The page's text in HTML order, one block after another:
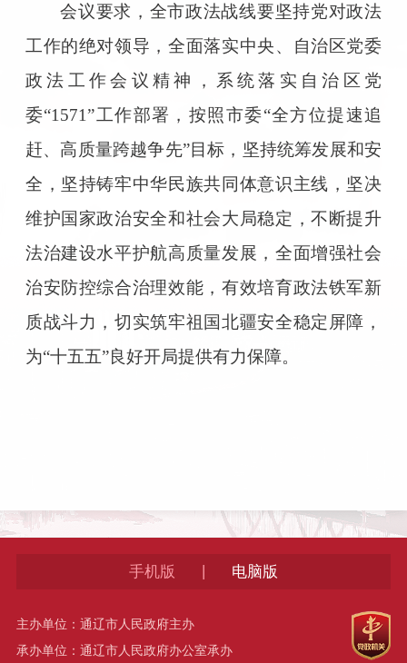
会议要求，全市政法战线要坚持党对政法
工作的绝对领导，全面落实中央、自治区党委
政法工作会议精神，系统落实自治区党
委“1571”工作部署，按照市委“全方位提速追
赶、高质量跨越争先”目标，坚持统筹发展和安
全，坚持铸牢中华民族共同体意识主线，坚决
维护国家政治安全和社会大局稳定，不断提升
法治建设水平护航高质量发展，全面增强社会
治安防控综合治理效能，有效培育政法铁军新
质战斗力，切实筑牢祖国北疆安全稳定屏障，
为“十五五”良好开局提供有力保障。
手机版 电脑版
主办单位：通辽市人民政府主办
承办单位：通辽市人民政府办公室承办